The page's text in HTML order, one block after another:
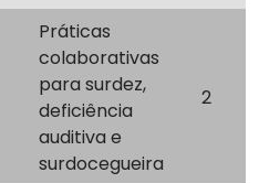
Práticas
colaborativas
para surdez,
deficiência
auditiva e
surdocegueira
2